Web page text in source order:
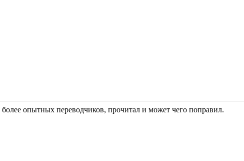
опытных переводчиков, прочитал и может чего поправил.